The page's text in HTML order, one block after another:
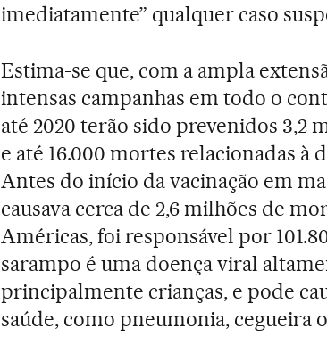
imediatamente” qualquer caso
Estima-se que, com a ampla
intensas campanhas em todo o
até 2020 terão sido prevenidos 3,2
e até 16.000 mortes relacionadas à
Antes do início da vacinação em
causava cerca de 2,6 milhões de
Américas, foi responsável por
sarampo é uma doença viral
principalmente crianças, e pode
saúde, como pneumonia, cegueira